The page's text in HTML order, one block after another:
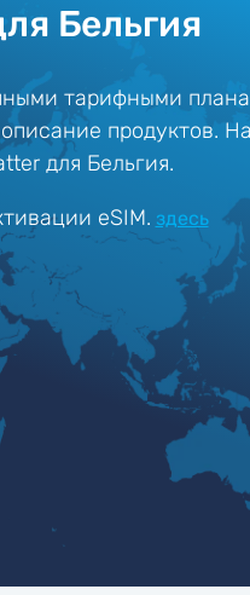
Бельгия
тарифными
продуктов.
для Бельгия.
eSIM. здесь